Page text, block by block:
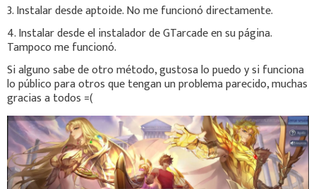
3. Instalar desde aptoide. No me funcionó directamente.
4. Instalar desde el instalador de GTarcade en su página.
Tampoco me funcionó.
Si alguno sabe de otro método, gustosa lo puedo y si funciona
lo público para otros que tengan un problema parecido, muchas
gracias a todos =(